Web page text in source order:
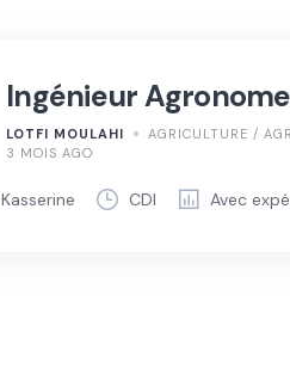
Ingénieur Agronome
LOTFI MOULAHI
AGRICULTURE /
3 MOIS AGO
Kasserine CDI Avec